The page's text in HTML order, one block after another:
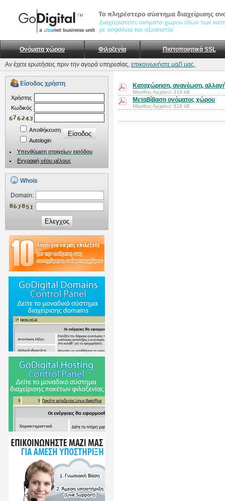
Ονόματα χώρου Φιλοξενία Πιστοποιητικά SSL
Αν έχετε ερωτήσεις πριν την αγορά υπηρεσίας, επικοινωνήστε μαζί μας.
Είσοδος χρήστη
Xρήστης
Kωδικός
Αποθήκευση
Autologin
Υπενθύμιση στοιχείων εισόδου
Εγγραφή νέου μέλους
Whois
Domain:
Ελεγχος
Καταχώρηση, ανανέωση,
Μέγεθος Αρχείου: 318 kB
Μεταβίβαση ονόματος χώρου
Μέγεθος Αρχείου: 318 kB